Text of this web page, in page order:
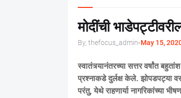
मोदींची
By, thefocus_admin-May 15,
स्वातंत्र्यानंतरच्या सत्तर वर्षांत
प्रश्नाकडे दुर्लक्ष केले. झोपडपट्या
परंतु, येथे राहणार्या नागरिकांच्या